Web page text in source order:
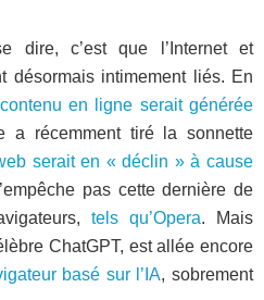
dire, c’est que l’Internet et
désormais intimement liés. En
en ligne serait générée
a récemment tiré la sonnette
serait en « déclin » à cause
pas cette dernière de
tels qu’Opera. Mais
ChatGPT, est allée encore
basé sur l’IA, sobrement